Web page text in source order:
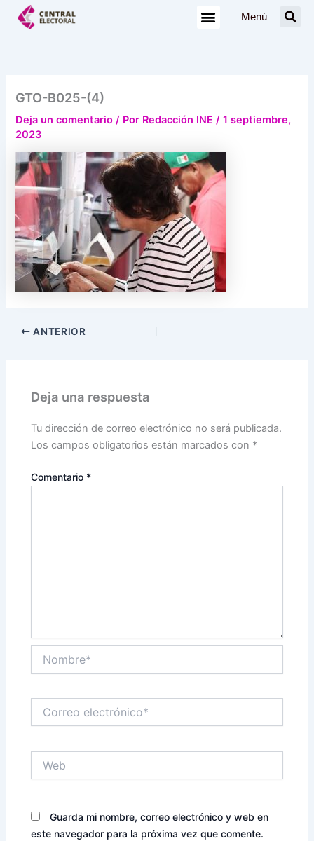
Menú
GTO-B025-(4)
Deja un comentario / Por Redacción INE/1 septiembre,
2023
ANTERIOR
Deja una respuesta
Tu dirección de correo electrónico no será publicada.
Los campos obligatorios están marcados con *
Comentario *
electrónico*
Guarda mi nombre, correo electrónico y web en
este navegador para la próxima vez que comente.